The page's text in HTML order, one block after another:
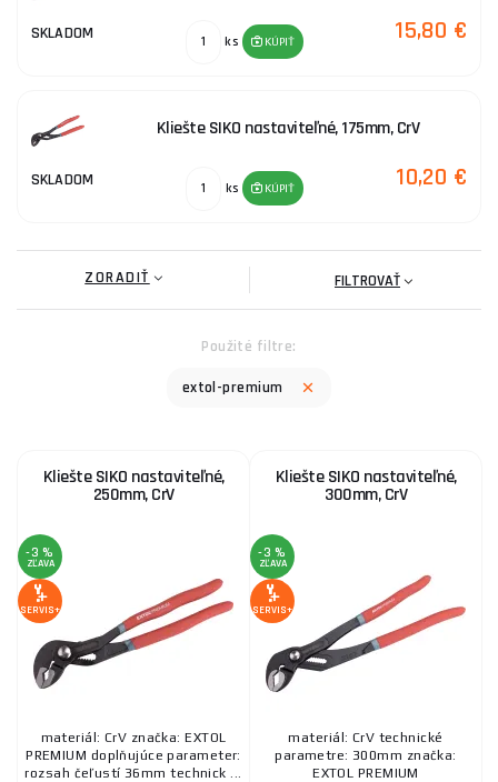
SKLADOM ks KÚPIŤ 15,80 €
Kliešte SIKO nastaviteľné, 175mm, CrV
SKLADOM ks KÚPIŤ 10,20 €
ZORADIŤ FILTROVAŤ
Použité filtre:
extol-premium
Kliešte SIKO nastaviteľné,
250mm, CrV
-3 %
ZĽAVA
SERVIS+
materiál: CrV značka: EXTOL
PREMIUM doplňujúce parameter:
rozsah čeľustí 36mm technick ...
Kliešte SIKO nastaviteľné,
300mm, CrV
-3 %
ZĽAVA
SERVIS+
materiál: CrV technické
parametre: 300mm značka:
EXTOL PREMIUM